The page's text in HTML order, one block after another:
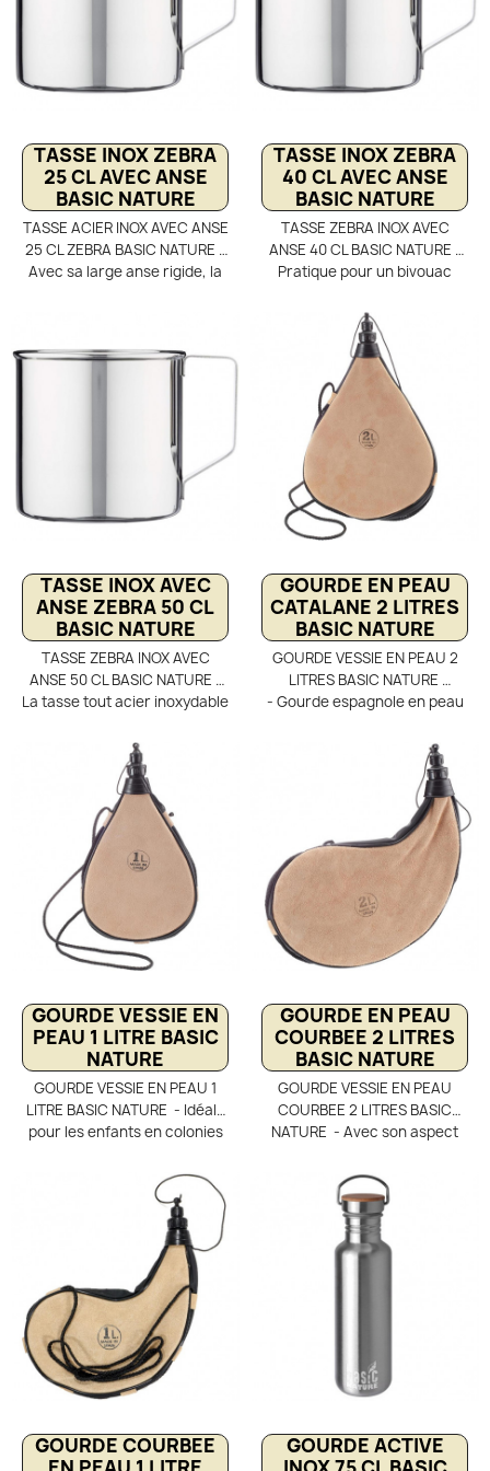
conserver votre boisson
chaude ou froide
avec les gourdes Nalgene 1 L
et 1,5 L, pour un équipement
outdoor polyvalent et
efficace.
TASSE INOX ZEBRA
25 CL AVEC ANSE
BASIC NATURE
TASSE ACIER INOX AVEC ANSE
25 CL ZEBRA BASIC NATURE -
Avec sa large anse rigide, la
inoxydable est durable et sain
pour la santé et n'aura aucun
les jus de fruits. Passe au lave
vaisselle et sur feu de camp,
un avantage certain pour le
bushcraft.
TASSE INOX ZEBRA
40 CL AVEC ANSE
BASIC NATURE
TASSE ZEBRA INOX AVEC
ANSE 40 CL BASIC NATURE -
Pratique pour un bivouac
sur le feu directement pour
réchauffer votre boisson, la
tasse tout inox Zebra Basic
Nature est durable et très
résistante. Sa poignée fixe
vous assure une très bonne
prise en mains. Son volume de
40 cl est suffisant pour une
bonne hydratation.
TASSE INOX AVEC
ANSE ZEBRA 50 CL
BASIC NATURE
TASSE ZEBRA INOX AVEC
ANSE 50 CL BASIC NATURE -
La tasse tout acier inoxydable
un volume de 50 cl pour vos
boissons favorites. Eau, café,
lait, l'inox de qualité de cette
tasse de camping n'aura
aucune influence sur le goût
ni sur l'aspect santé de vos
breuvages. L'inox est très
facile à nettoyer et passe au
lave vaisselle.
GOURDE EN PEAU
CATALANE 2 LITRES
BASIC NATURE
GOURDE VESSIE EN PEAU 2
LITRES BASIC NATURE
- Gourde espagnole en peau
Retrouvez l'originalité d'une
gourde randonnée en peau
espagnole, vintage, ayant la
particularité d'être souple et
légèrement poreuse,
assurant un maintien de l'eau
au frais grâce à l'évaporation
de l'eau de surface
GOURDE VESSIE EN
PEAU 1 LITRE BASIC
NATURE
GOURDE VESSIE EN PEAU 1
LITRE BASIC NATURE - Idéale
pour les enfants en colonies
la gourde vessie en peau 1 L
Basic Nature allie authenticité
et sécurité. Inspirée des
bergers basques, elle garde
l’eau naturellement fraîche
grâce à l’évaporation. Sa
poche intérieure en
polyuréthane alimentaire
sans BPA garantit une
hygiène optimale et une
utilisation sûre pour les plus
GOURDE EN PEAU
COURBEE 2 LITRES
BASIC NATURE
GOURDE VESSIE EN PEAU
COURBEE 2 LITRES BASIC
NATURE - Avec son aspect
courbée de 2 litres Basic
Nature vous permettra de
retrouver les valeurs d'antan.
Courbée en forme de vessie,
le transport de cette gourde
grâce à l'évaporation, vous
pourrez maintenir votre
GOURDE COURBEE
GOURDE ACTIVE